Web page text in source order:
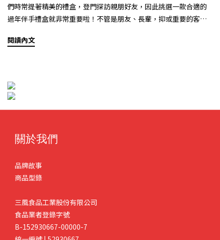
們時常提著精美的禮盒，登門探訪親朋好友，因此挑選一款合適的
過年伴手禮盒就非常重要啦！不管是朋友、長輩，抑或重要的客戶
友，不妨跟隨阿風來挑選最合適的新春禮盒吧~ 見麵。真好麵線禮盒
線，分別為四款祝福麵線再隨機搭配兩包。除了有好的祝福寓意
外，細節上也完全不馬虎，從每包不同的吉祥詩詞，再到禮盒精緻
兩款嚴選養生麵，並可任選兩種獨門醬料作搭配，醬料口味包括
五種供選擇，口味多元深受老饕喜愛，即使在沒有冰箱的情況下，
這份禮盒亦能常溫保存，即使長時間保存也能保持食品的完整風味
葷食一網打盡！不必再煩惱送給素食主義的朋友該如何挑選！
閱讀內文
關於我們
品牌故事
商品型錄
三風食品工業股份有限公司
食品業者登錄字號
B-152930667-00000-7